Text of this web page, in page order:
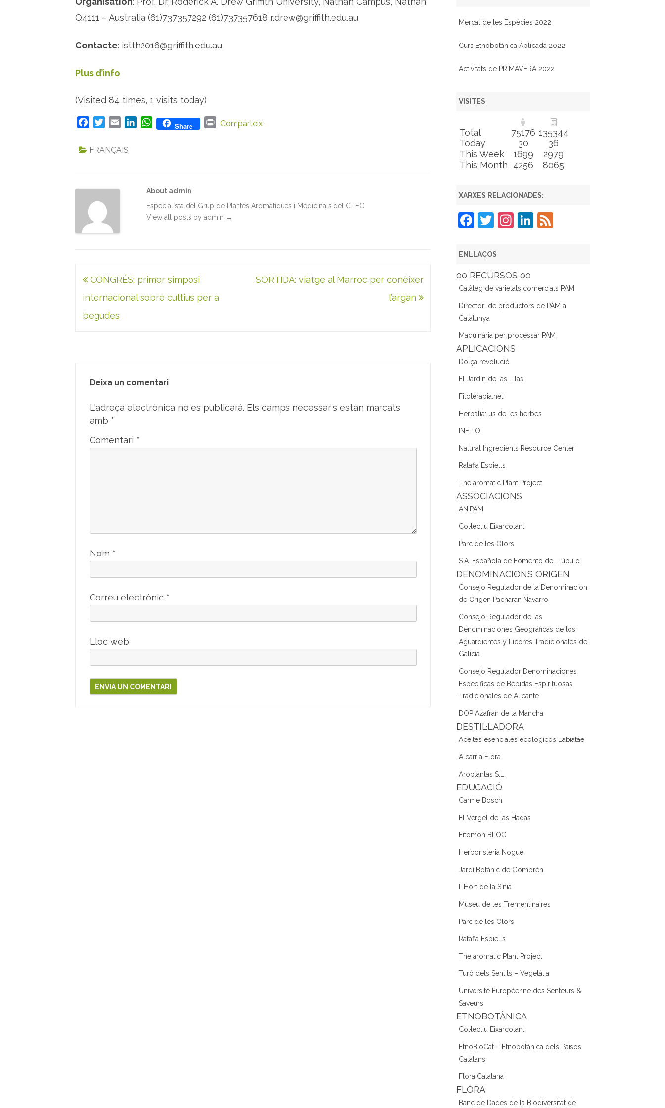
Q4111 – Australia (61)737357292 (61)737357618 r.drew@griffith.edu.au
Contacte: istth2016@griffith.edu.au
Plus d’info
(Visited 84 times, 1 visits today)
c
k
i
a
W
p
p
Share
PComparteix
FRANÇAIS
About admin
Especialista del Grup de Plantes Aromàtiques i Medicinals del CTFC
View all posts by admin →
Navegació
d'entrades
CONGRÉS: primer simposi
internacional sobre cultius per a
begudes
SORTIDA: viatge al Marroc per conèixer
l’argan
Deixa un comentari
L'adreça electrònica no es publicarà. Els camps necessaris estan marcats
amb *
Comentari *
Nom *
Correu electrònic *
Lloc web
Mercat de les Espècies 2022
Curs Etnobotánica Aplicada 2022
Activitats de PRIMAVERA 2022
VISITES
Total 75176 135344
Today
30
36
This Week
1699
2979
This Month
4256 8065
XARXES RELACIONADES:
F
c
e
b
o
o
k
T
itt
er
In
gr
a
m
Li
dI
n
F
ENLLAÇOS
00 RECURSOS 00
Catàleg de varietats comercials PAM
Directori de productors de PAM a
Catalunya
Maquinària per processar PAM
APLICACIONS
Dolça revolució
El Jardín de las Lilas
Fitoterapia.net
Herbalia: us de les herbes
INFITO
Natural Ingredients Resource Center
Ratafia Espiells
The aromatic Plant Project
ASSOCIACIONS
ANIPAM
Col·lectiu Eixarcolant
Parc de les Olors
S.A. Española de Fomento del Lúpulo
DENOMINACIONS ORIGEN
Consejo Regulador de la Denominacion
de Origen Pacharan Navarro
Consejo Regulador de las
Denominaciones Geográficas de los
Aguardientes y Licores Tradicionales de
Galicia
Consejo Regulador Denominaciones
Específicas de Bebidas Espirituosas
Tradicionales de Alicante
DOP Azafran de la Mancha
DESTIL·LADORA
Aceites esenciales ecológicos Labiatae
Alcarria Flora
Aroplantas S.L.
EDUCACIÓ
Carme Bosch
El Vergel de las Hadas
Fitomon BLOG
Herboristeria Nogué
Jardí Botànic de Gombrèn
L'Hort de la Sínia
Museu de les Trementinaires
Parc de les Olors
Ratafia Espiells
The aromatic Plant Project
Turó dels Sentits – Vegetàlia
Université Européenne des Senteurs &
Saveurs
ETNOBOTÀNICA
Col·lectiu Eixarcolant
EtnoBioCat – Etnobotànica dels Països
Catalans
Flora Catalana
FLORA
Banc de Dades de la Biodiversitat de